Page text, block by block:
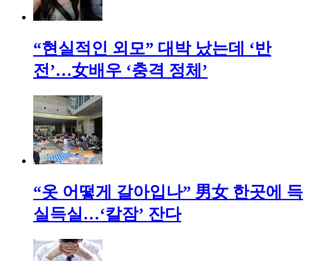
“현실적인 외모” 대박 났는데 ‘반
전’…女배우 ‘충격 정체’
“옷 어떻게 갈아입나” 男女 한곳에 득
실득실…‘칼잠’ 잔다